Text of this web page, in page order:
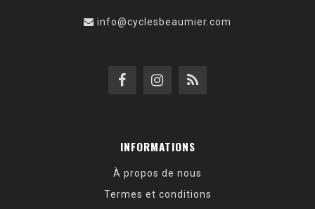
info@cyclesbeaumier.com
INFORMATIONS
À propos de nous
Termes et conditions